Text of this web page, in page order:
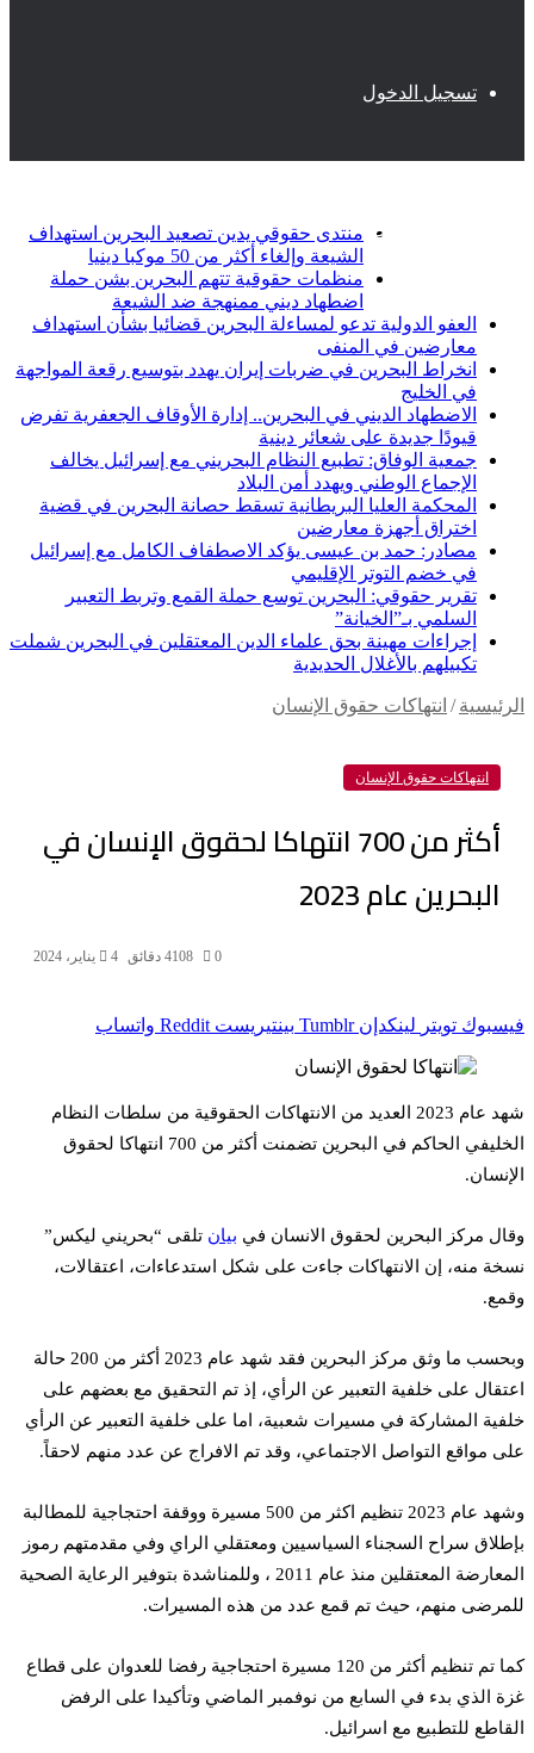
تسجيل الدخول
فيسبوك
منتدى حقوقي يدين تصعيد البحرين استهداف
الشيعة وإلغاء أكثر من 50 موكبا دينيا
منظمات حقوقية تتهم البحرين بشن حملة
اضطهاد ديني ممنهجة ضد الشيعة
العفو الدولية تدعو لمساءلة البحرين قضائيا بشأن استهداف
معارضين في المنفى
انخراط البحرين في ضربات إيران يهدد بتوسيع رقعة المواجهة
في الخليج
الاضطهاد الديني في البحرين.. إدارة الأوقاف الجعفرية تفرض
قيودًا جديدة على شعائر دينية
جمعية الوفاق: تطبيع النظام البحريني مع إسرائيل يخالف
الإجماع الوطني ويهدد أمن البلاد
المحكمة العليا البريطانية تسقط حصانة البحرين في قضية
اختراق أجهزة معارضين
مصادر: حمد بن عيسى يؤكد الاصطفاف الكامل مع إسرائيل
في خضم التوتر الإقليمي
تقرير حقوقي: البحرين توسع حملة القمع وتربط التعبير
السلمي بـ”الخيانة”
إجراءات مهينة بحق علماء الدين المعتقلين في البحرين شملت
تكبيلهم بالأغلال الحديدية
الرئيسية /انتهاكات حقوق الإنسان
انتهاكات حقوق الإنسان
أكثر من 700 انتهاكا لحقوق الإنسان في
البحرين عام 2023
4 يناير، 2024 0
1084 دقائق
فيسبوك تويتر لينكدإن بينتيريست واتساب
شهد عام 2023 العديد من الانتهاكات الحقوقية من سلطات النظام
الخليفي الحاكم في البحرين تضمنت أكثر من 700 انتهاكا لحقوق
الإنسان.
وقال مركز البحرين لحقوق الانسان في بيانتلقى “بحريني ليكس”
نسخة منه، إن الانتهاكات جاءت على شكل استدعاءات، اعتقالات،
وقمع.
وبحسب ما وثق مركز البحرين فقد شهد عام 2023 أكثر من 200 حالة
اعتقال على خلفية التعبير عن الرأي، إذ تم التحقيق مع بعضهم على
خلفية المشاركة في مسيرات شعبية، اما على خلفية التعبير عن الرأي
على مواقع التواصل الاجتماعي، وقد تم الافراج عن عدد منهم لاحقاً.
وشهد عام 2023 تنظيم اكثر من 500 مسيرة ووقفة احتجاجية للمطالبة
بإطلاق سراح السجناء السياسيين ومعتقلي الراي وفي مقدمتهم رموز
المعارضة المعتقلين منذ عام 2011 ، وللمناشدة بتوفير الرعاية الصحية
للمرضى منهم، حيث تم قمع عدد من هذه المسيرات.
كما تم تنظيم أكثر من 120 مسيرة احتجاجية رفضا للعدوان على قطاع
غزة الذي بدء في السابع من نوفمبر الماضي وتأكيدا على الرفض
القاطع للتطبيع مع اسرائيل.